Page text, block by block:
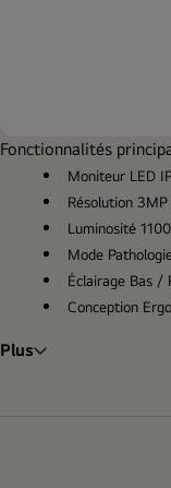
Fonctionnalités
Moniteur LED
Résolution
Luminosité
Mode
Éclairage Bas /
Conception
Plus